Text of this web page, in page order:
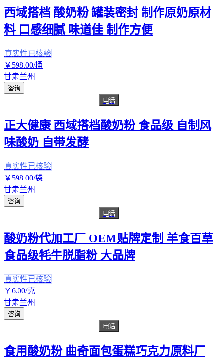
西域搭档 酸奶粉 罐装密封 制作原奶原材
料 口感细腻 味道佳 制作方便
真实性已核验
￥ 598.00/桶
甘肃兰州
咨询
电话
正大健康 西域搭档酸奶粉 食品级 自制风
味酸奶 自带发酵
真实性已核验
￥ 598.00/袋
甘肃兰州
咨询
电话
酸奶粉代加工厂 OEM贴牌定制 羊食百草
食品级牦牛脱脂粉 大品牌
真实性已核验
￥6.00/克
甘肃兰州
咨询
电话
食用酸奶粉 曲奇面包蛋糕巧克力原料厂